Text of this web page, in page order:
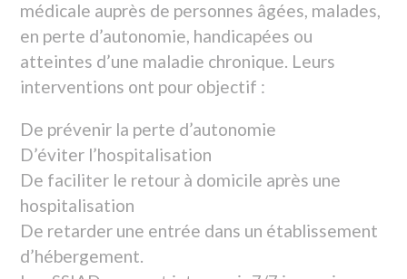
Les CSI sont des structures de proximité
dispensant des soins techniques infirmiers ou
des soins d’hygiène générale sur prescription
prévention et d’éducation à la santé.
TÉLÉCHARGEMENTS
DÉPLIANT HANDICAP